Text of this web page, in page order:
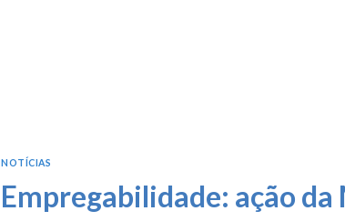
NOTÍCIAS
Empregabilidade: ação